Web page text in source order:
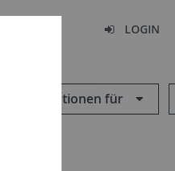
LOGIN
Informationen für